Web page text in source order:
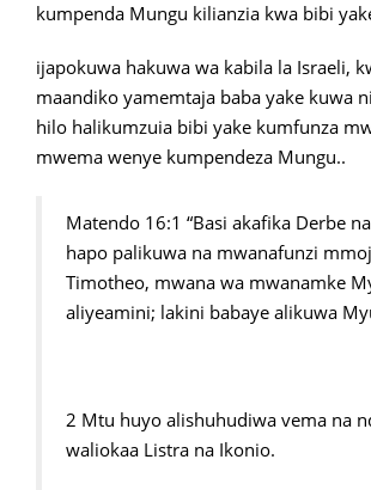
kumpenda Mungu kilianzia kwa bibi
ijapokuwa hakuwa wa kabila la Israeli,
maandiko yamemtaja baba yake kuwa
hilo halikumzuia bibi yake kumfunza
mwema wenye kumpendeza Mungu..
Matendo 16:1 “Basi akafika Derbe
hapo palikuwa na mwanafunzi
Timotheo, mwana wa mwanamke
aliyeamini; lakini babaye alikuwa
2 Mtu huyo alishuhudiwa vema na
waliokaa Listra na Ikonio.